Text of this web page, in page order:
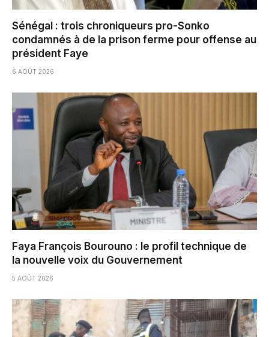
Sénégal : trois chroniqueurs pro-Sonko
condamnés à de la prison ferme pour offense au
président Faye
6 AOÛT 2026
Faya François Bourouno : le profil technique de
la nouvelle voix du Gouvernement
5 AOÛT 2026